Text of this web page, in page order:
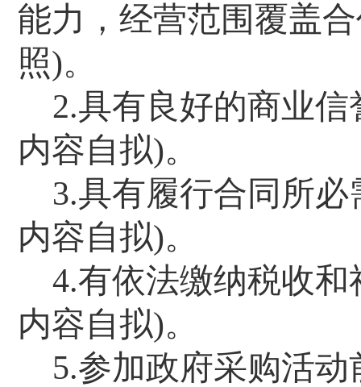
能力，经营范围覆盖
照)。
2.具有良好的商业
内容自拟)。
3.具有履行合同所
内容自拟)。
4.有依法缴纳税收
内容自拟)。
5.参加政府采购活